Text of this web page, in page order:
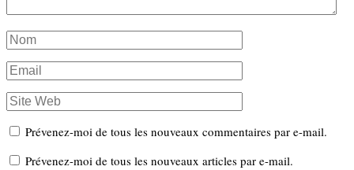
Prévenez-moi de tous les nouveaux commentaires par e-mail.
Prévenez-moi de tous les nouveaux articles par e-mail.